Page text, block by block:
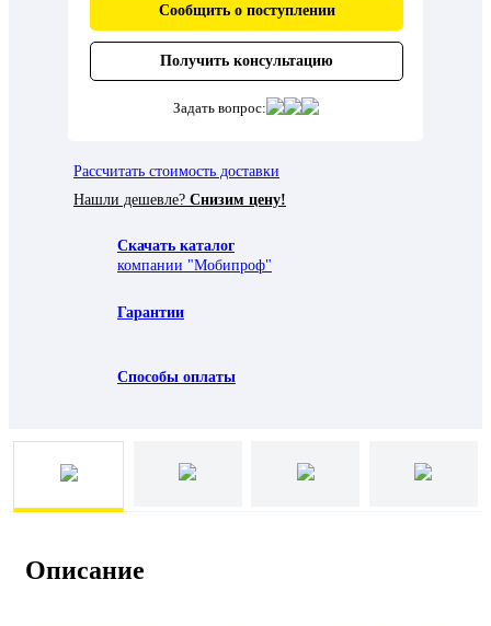
Сообщить о поступлении
Получить консультацию
Задать вопрос:
Рассчитать стоимость доставки
Нашли дешевле? Снизим цену!
Скачать каталог
компании "Мобипроф"
Гарантии
Способы оплаты
Описание